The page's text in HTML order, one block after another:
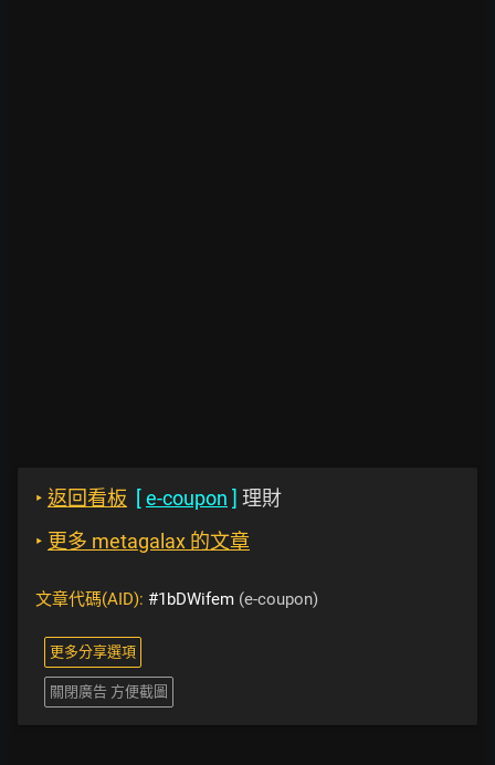
‣ 返回看板 [e-coupon ] 理財
‣ 更多 metagalax 的文章
文章代碼(AID): #1bDWifem (e-coupon)
更多分享選項
關閉廣告 方便截圖